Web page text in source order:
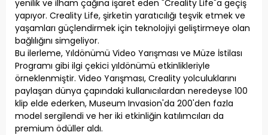
yenilik ve ilham çağına işaret eden "Creality Life"a geçiş
yapıyor. Creality Life, şirketin yaratıcılığı teşvik etmek ve
yaşamları güçlendirmek için teknolojiyi geliştirmeye olan
bağlılığını simgeliyor.
Bu ilerleme, Yıldönümü Video Yarışması ve Müze İstilası
Programı gibi ilgi çekici yıldönümü etkinlikleriyle
örneklenmiştir. Video Yarışması, Creality yolculuklarını
paylaşan dünya çapındaki kullanıcılardan neredeyse 100
klip elde ederken, Museum Invasion'da 200'den fazla
model sergilendi ve her iki etkinliğin katılımcıları da
premium ödüller aldı.